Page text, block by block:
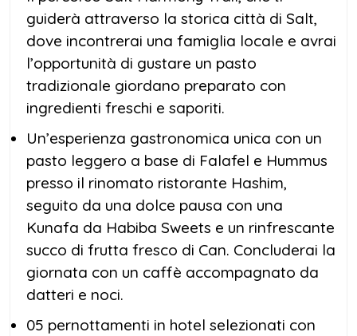
guiderà attraverso la storica città di Salt,
dove incontrerai una famiglia locale e avrai
l’opportunità di gustare un pasto
tradizionale giordano preparato con
ingredienti freschi e saporiti.
Un’esperienza gastronomica unica con un
pasto leggero a base di Falafel e Hummus
presso il rinomato ristorante Hashim,
seguito da una dolce pausa con una
Kunafa da Habiba Sweets e un rinfrescante
succo di frutta fresco di Can. Concluderai la
giornata con un caffè accompagnato da
datteri e noci.
05 pernottamenti in hotel selezionati con